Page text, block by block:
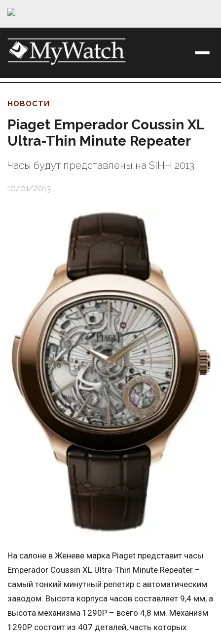
НОВОСТИ
Piaget Emperador Coussin XL
Ultra-Thin Minute Repeater
Часы будут представлены на SIHH 2013
10/01/2013
На салоне в Женеве марка Piaget представит часы
Emperador Coussin XL Ultra-Thin Minute Repeater –
самый тонкий минутный репетир с автоматическим
заводом. Высота корпуса часов составляет 9,4 мм, а
высота механизма 1290P – всего 4,8 мм. Механизм
1290P состоит из 407 деталей, часть которых